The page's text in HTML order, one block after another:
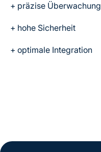
+ präzise Überwachung
+ hohe Sicherheit
+ optimale Integration